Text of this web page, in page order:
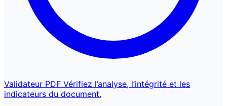
Validateur PDF Vérifiez l’analyse, l’intégrité et les
indicateurs du document.